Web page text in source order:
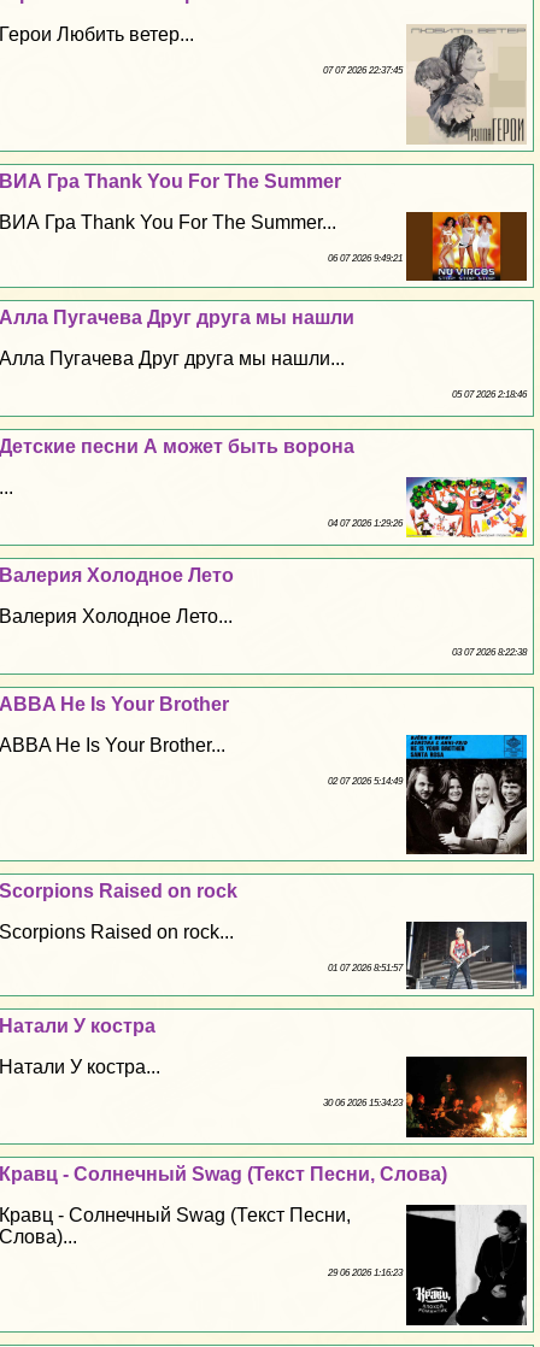
Герои Любить ветер...
07 07 2026 22:37:45
ВИА Гра Thank You For The Summer
ВИА Гра Thank You For The Summer...
06 07 2026 9:49:21
Алла Пугачева Друг друга мы нашли
Алла Пугачева Друг друга мы нашли...
05 07 2026 2:18:46
Детские песни А может быть ворона
...
04 07 2026 1:29:26
Валерия Холодное Лето
Валерия Холодное Лето...
03 07 2026 8:22:38
ABBA He Is Your Brother
ABBA He Is Your Brother...
02 07 2026 5:14:49
Scorpions Raised on rock
Scorpions Raised on rock...
01 07 2026 8:51:57
Натали У костра
Натали У костра...
30 06 2026 15:34:23
Кравц - Солнечный Swag (Текст Песни, Слова)
Кравц - Солнечный Swag (Текст Песни,
Слова)...
29 06 2026 1:16:23